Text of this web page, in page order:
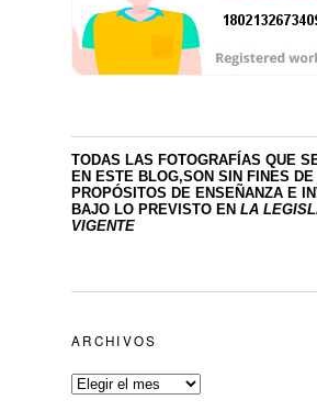
TODAS LAS FOTOGRAFÍAS QUE
EN ESTE BLOG,SON SIN FINES DE
PROPÓSITOS DE ENSEÑANZA E
BAJO LO PREVISTO EN LA
VIGENTE
ARCHIVOS